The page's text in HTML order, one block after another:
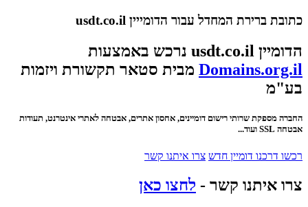
כתובת ברירת המחדל עבור הדומייין usdt.co.il
הדומיין usdt.co.il נרכש באמצעות
Domains.org.il מבית סטאר תקשורת ויזמות
בע"מ
החברה מספקת שרותי רישום דומיינים, אחסון אתרים, אבטחה לאתרי אינטרנט, תעודות
אבטחה SSL ועוד...
רכשו דרכנו דומיין חדש צרו איתנו קשר
צרו איתנו קשר - לחצו כאן